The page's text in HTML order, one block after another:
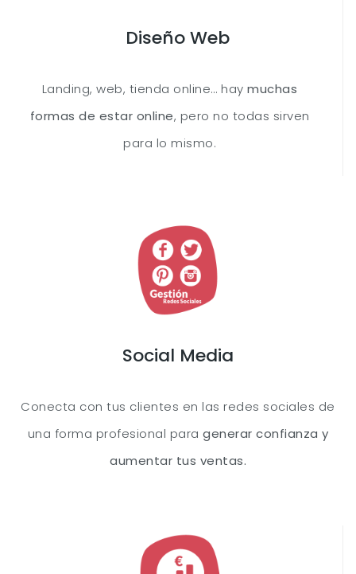
Diseño Web
Landing, web, tienda online… haymuchas
formas de estar online, pero no todas sirven
para lo mismo.
Social Media
Conecta con tus clientes en las redes sociales de
una forma profesional para generar confianza y
aumentar tus ventas.